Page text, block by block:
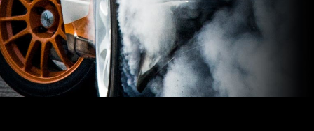
Yhteistyökumppanit
Drifting?